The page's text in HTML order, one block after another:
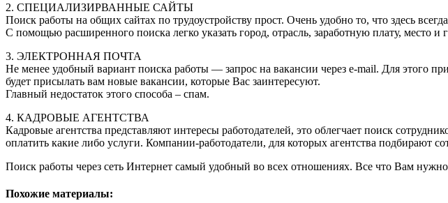
2. СПЕЦИАЛИЗИРВАННЫЕ САЙТЫ
Поиск работы на общих сайтах по трудоустройству прост. Очень удобно то, что здесь
C помощью расширенного поиска легко указать город, отрасль, заработную плату, место
3. ЭЛЕКТРОННАЯ ПОЧТА
Не менее удобный вариант поиска работы — запрос на вакансии через e-mail. Для этого
будет присылать вам новые вакансии, которые Вас заинтересуют.
Главный недостаток этого способа – спам.
4. КАДРОВЫЕ АГЕНТСТВА
Кадровые агентства представляют интересы работодателей, это облегчает поиск
оплатить какие либо услуги. Компании-работодатели, для которых агентства подбирают
Поиск работы через сеть Интернет самый удобный во всех отношениях. Все что Вам нужно
Похожие материалы: